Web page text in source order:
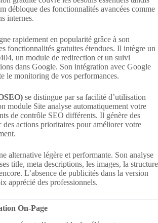
débloque des fonctionnalités avancées comme
internes.
rapidement en popularité grâce à son
fonctionnalités gratuites étendues. Il intègre un
un module de redirection et un suivi
dans Google. Son intégration avec Google
le monitoring de vos performances.
se distingue par sa facilité d’utilisation
module Site analyse automatiquement votre
de contrôle SEO différents. Il génère des
des actions prioritaires pour améliorer votre
alternative légère et performante. Son analyse
title, meta descriptions, les images, la structure
L’absence de publicités dans la version
apprécié des professionnels.
On-Page